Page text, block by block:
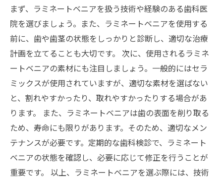
まず、ラミネートベニアを扱う技術や経験のある歯科医
院を選びましょう。また、ラミネートベニアを使用する
前に、歯や歯茎の状態をしっかりと診断し、適切な治療
計画を立てることも大切です。 次に、使用されるラミネ
ートベニアの素材にも注目しましょう。一般的にはセラ
ミックスが使用されていますが、適切な素材を選ばない
と、割れやすかったり、取れやすかったりする場合があ
ります。 また、ラミネートベニアは歯の表面を削り取る
ため、寿命にも限りがあります。そのため、適切なメン
テナンスが必要です。定期的な歯科検診で、ラミネート
ベニアの状態を確認し、必要に応じて修正を行うことが
重要です。 以上、ラミネートベニアを選ぶ際には、技術